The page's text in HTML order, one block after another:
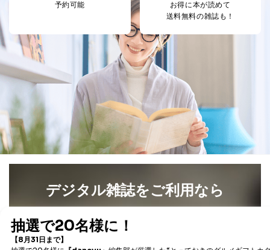
予約可能
お得に本が読めて
送料無料の雑誌も！
デジタル雑誌をご利用なら
書籍）が無料で読み放題！